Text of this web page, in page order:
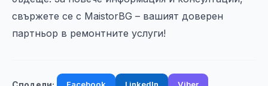
свържете се с MaistorBG – вашият доверен
партньор в ремонтните услуги!